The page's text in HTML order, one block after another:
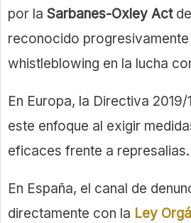
por la Sarbanes-Oxley Act
reconocido
whistleblowing en la lucha
En Europa, la Directiva
este enfoque al exigir
eficaces frente a represalias.
En España, el canal de
directamente con la Ley